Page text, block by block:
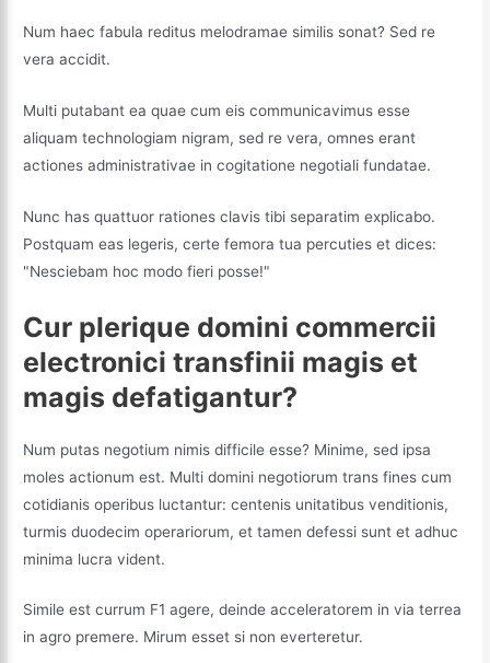
Num haec fabula reditus melodramae similis sonat? Sed re
vera accidit.
Multi putabant ea quae cum eis communicavimus esse
aliquam technologiam nigram, sed re vera, omnes erant
actiones administrativae in cogitatione negotiali fundatae.
Nunc has quattuor rationes clavis tibi separatim explicabo.
Postquam eas legeris, certe femora tua percuties et dices:
"Nesciebam hoc modo fieri posse!"
Cur plerique domini commercii
electronici transfinii magis et
magis defatigantur?
Num putas negotium nimis difficile esse? Minime, sed ipsa
moles actionum est. Multi domini negotiorum trans fines cum
cotidianis operibus luctantur: centenis unitatibus venditionis,
turmis duodecim operariorum, et tamen defessi sunt et adhuc
minima lucra vident.
Simile est currum F1 agere, deinde acceleratorem in via terrea
in agro premere. Mirum esset si non everteretur.